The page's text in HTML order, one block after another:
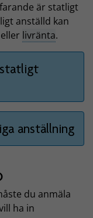
är statligt
anställd kan
eller livränta.
anställning
du anmäla
ha in